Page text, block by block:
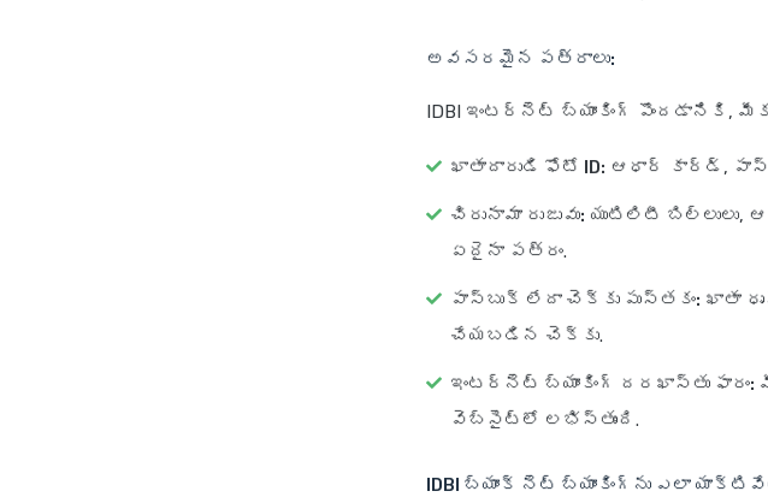
అవసరమైన పత్రాలు:
IDBI ఇంటర్నెట్ బ్యాంకింగ్ పొందడానికి,
ఖాతాదారుడి ఫోటో ID: ఆధార్ కార్డ్,
చిరునామా రుజువు: యుటిలిటీ
ఏదైనా పత్రం.
పాస్‌బుక్ లేదా చెక్కు పుస్తకం: ఖాతా
చేయబడిన చెక్కు.
ఇంటర్నెట్ బ్యాంకింగ్ దరఖాస్తు ఫారం:
వెబ్‌సైట్‌లో లభిస్తుంది.
IDBI బ్యాంక్ నెట్ బ్యాంకింగ్‌ను ఎలా